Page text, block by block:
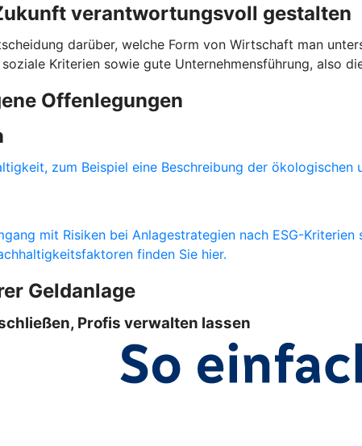
verantwortungsvoll gestalten
darüber, welche Form von Wirtschaft man
Kriterien sowie gute Unternehmensführung, also
Offenlegungen
zum Beispiel eine Beschreibung der ökologischen
mit Risiken bei Anlagestrategien nach ESG-
finden Sie hier.
Geldanlage
Profis verwalten lassen